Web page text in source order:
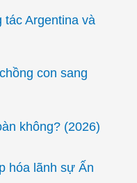
tác Argentina và
con sang
không? (2026)
hóa lãnh sự Ấn